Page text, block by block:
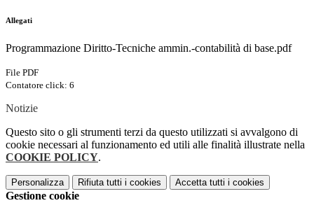
Allegati
Programmazione Diritto-Tecniche ammin.-contabilità di base.pdf
File PDF
Contatore click: 6
Notizie
Questo sito o gli strumenti terzi da questo utilizzati si avvalgono di
cookie necessari al funzionamento ed utili alle finalità illustrate nella
COOKIE POLICY.
Personalizza Rifiuta tutti i cookies Accetta tutti i cookies
Gestione cookie